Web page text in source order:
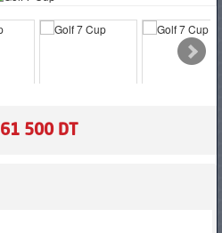
61 500 DT